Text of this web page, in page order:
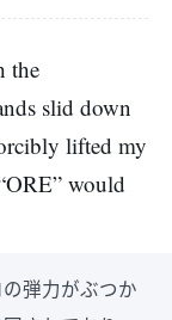
the
slid down
lifted my
would
弾力がぶつか